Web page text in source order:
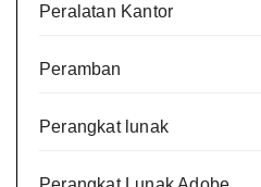
Peralatan Kantor
Peramban
Perangkat lunak